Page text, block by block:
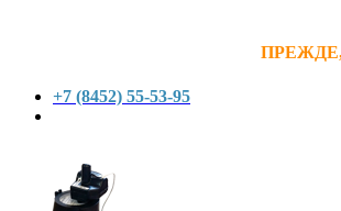
+7 (8452) 55-53-95